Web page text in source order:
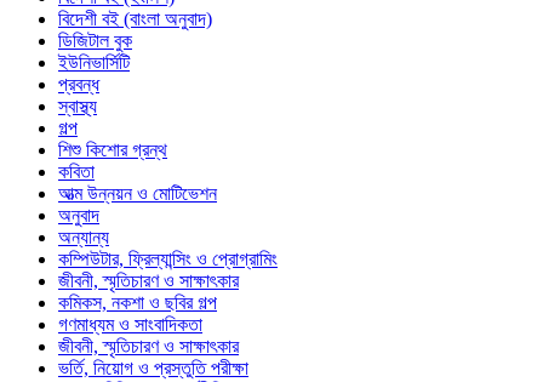
বিদেশী বই (বাংলা অনুবাদ)
ডিজিটাল বুক
ইউনিভার্সিটি
প্রবন্ধ
স্বাস্থ্য
গল্প
শিশু কিশোর গ্রন্থ
কবিতা
আত্ম উন্নয়ন ও মোটিভেশন
অনুবাদ
অন্যান্য
কম্পিউটার, ফ্রিল্যান্সিং ও প্রোগ্রামিং
জীবনী, স্মৃতিচারণ ও সাক্ষাৎকার
কমিকস, নকশা ও ছবির গল্প
গণমাধ্যম ও সাংবাদিকতা
জীবনী, স্মৃতিচারণ ও সাক্ষাৎকার
ভর্তি, নিয়োগ ও প্রস্তুতি পরীক্ষা